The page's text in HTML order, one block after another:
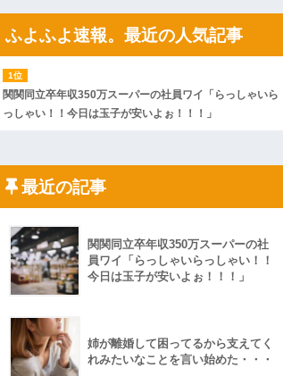
らw w w w w w w w w w
【画像】俺たちの姫、佳子さまのお気に入り
可愛過ぎるw w w w w w w w
【画像】チー牛が好きなコンテンツ一覧
三児のパパ『父さんな、動画編集で食ってい
【画像】令和最新版の宇垣美里さん←こう言う
ってると話題にw w w w w w w w w
【人工障がい者】 甥(28)「両親が亡くなったん
んですけど！」なんでいい年したヒキニートを引
ハードオフに売っていた4万4000円のフィギュ
私「ちょっと、人の家の金庫触らないでよ！」
たから、開けてみようとしただけ☆』義兄「泥は
私「初めて飲む味だけどなんのお茶？」彼「ち
【GIF】JSのカンチョーワロタ
後続車にクラクションを鳴らされ彼氏が逆切れ
んだ！降りてこいよ！」と怒鳴りだし...
【衝撃】報酬100万円超の治験募集がこちら
【ネット騒然】惨殺されたタワマン頂き女子の
ｗｗｗｗｗｗｗｗｗｗ
【愕然】白のクラウン俺氏、高速道路左車線を
wwwwwwwwwwww
ふよふよ速報。最近の人気記事
関関同立卒年収350万スーパーの社員ワイ「らっしゃいら
っしゃい！！今日は玉子が安いよぉ！！！」
最近の記事
関関同立卒年収350万スーパーの社
員ワイ「らっしゃいらっしゃい！！
今日は玉子が安いよぉ！！！」
姉が離婚して困ってるから支えてく
れみたいなことを言い始めた・・・